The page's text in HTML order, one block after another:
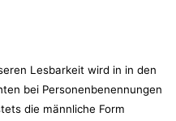
Lesbarkeit wird in in den
bei Personenbenennungen
die männliche Form